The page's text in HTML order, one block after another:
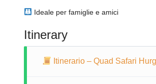
Ideale per famiglie e amici
Itinerary
Itinerario – Quad Safari